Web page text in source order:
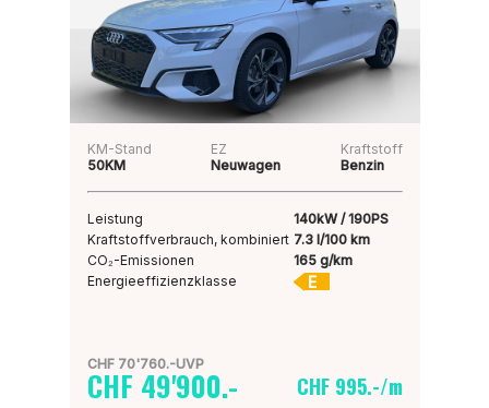
KM-Stand
50KM
EZ
Neuwagen
Kraftstoff
Benzin
Leistung
140kW / 190PS
Kraftstoffverbrauch, kombiniert 7.3 l/100 km
CO₂-Emissionen
165 g/km
Energieeffizienzklasse
E
CHF 70'760.-UVP
CHF 49'900.- CHF 995.-/m